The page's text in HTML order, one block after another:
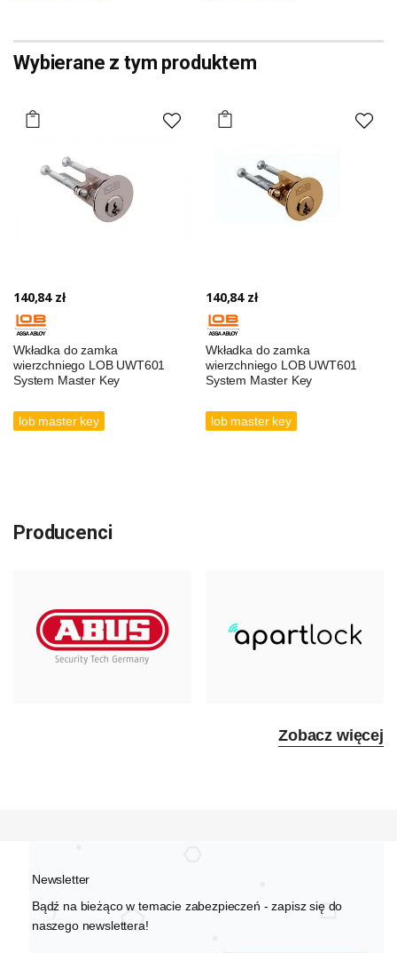
Wybierane z tym produktem
140,84 zł
Wkładka do zamka
wierzchniego LOB UWT601
System Master Key
lob master key
140,84 zł
Wkładka do zamka
wierzchniego LOB UWT601
System Master Key
lob master key
Producenci
Zobacz więcej
Newsletter
Bądź na bieżąco w temacie zabezpieczeń - zapisz się do
naszego newslettera!